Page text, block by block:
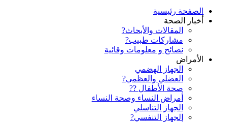
الصفحة رئيسية
أخبار الصحة
المقالات والأبحاث?
مشاركات طبيب?
نصائح و معلومات وقائية
الأمراض
الجهاز الهضمي
العضلي والعظمي?
صحة الأطفال ??
أمراض النساء وصحة النساء
الجهاز التناسلي
الجهاز التنفسي?